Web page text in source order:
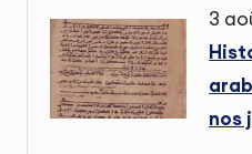
3
nos